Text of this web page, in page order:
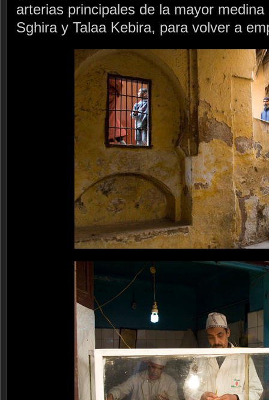
arterias principales de la mayor
Sghira y Talaa Kebira, para volver a